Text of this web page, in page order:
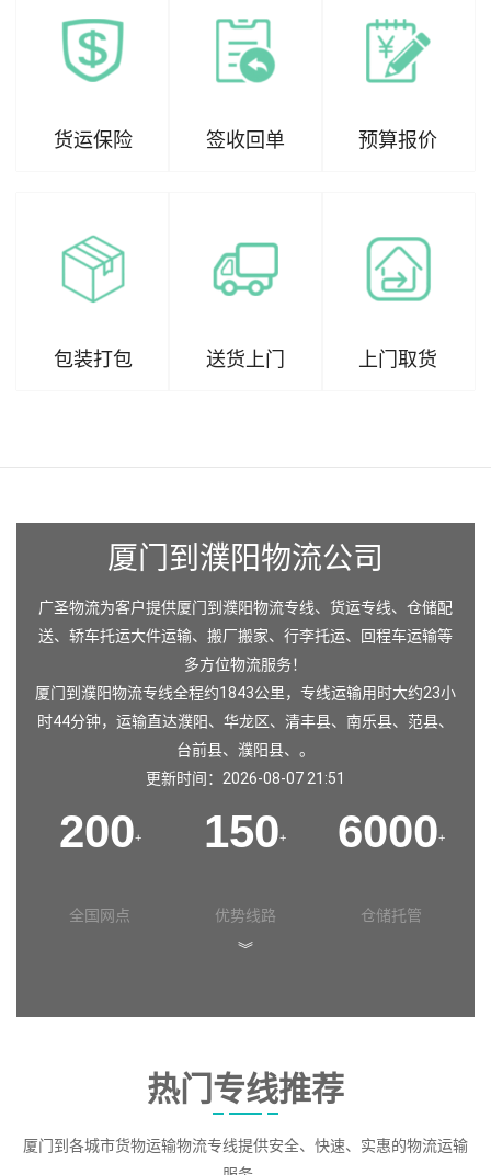
货运保险 签收回单 预算报价
包装打包 送货上门 上门取货
厦门到濮阳物流公司
广圣物流为客户提供厦门到濮阳物流专线、货运专线、仓储配
送、轿车托运大件运输、搬厂搬家、行李托运、回程车运输等
多方位物流服务！
厦门到濮阳物流专线全程约1843公里，专线运输用时大约23小
时44分钟，运输直达濮阳、 华龙区、 清丰县、 南乐县、 范县、
台前县、 濮阳县、。
更新时间：2026-08-07 21:51
200+
全国网点
150+
优势线路
6000+
仓储托管
︾
热门专线推荐
厦门到各城市货物运输物流专线提供安全、快速、实惠的物流运输